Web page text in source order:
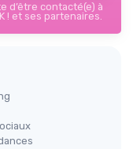
d’être contacté(e) à
! et ses partenaires.